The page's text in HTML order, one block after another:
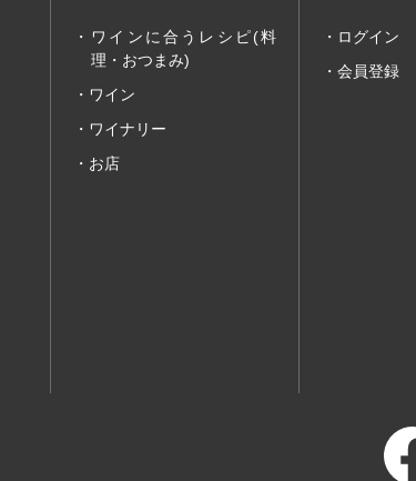
ワインに合うレシピ(料
理・おつまみ)
ワイン
ワイナリー
お店
ログイン
会員登録